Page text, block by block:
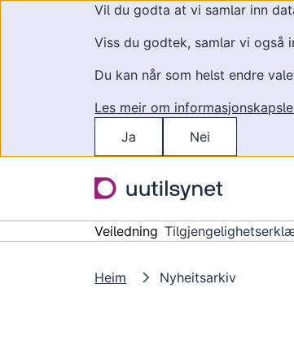
Vil du godta at vi samlar inn
Viss du godtek, samlar vi også
Du kan når som helst endre
Les meir om
Ja
Nei
Veiledning
Heim Nyheitsarkiv